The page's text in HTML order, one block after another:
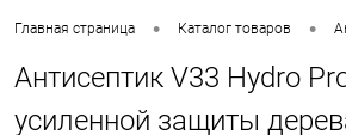
Главная страница • Каталог товаров •
Антисептик V33 Hydro
усиленной защиты